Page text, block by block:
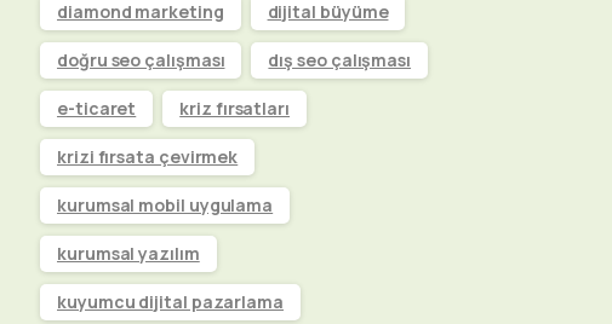
diamond marketing dijital büyüme
doğru seo çalışması dış seo çalışması
e-ticaret kriz fırsatları
krizi fırsata çevirmek
kurumsal mobil uygulama
kurumsal yazılım
kuyumcu dijital pazarlama